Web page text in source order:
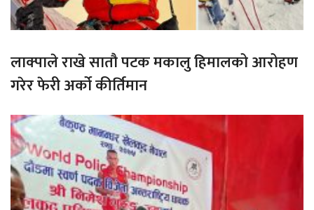
लाक्पाले राखे सातौ पटक मकालु हिमालको आरोहण
गरेर फेरी अर्को कीर्तिमान